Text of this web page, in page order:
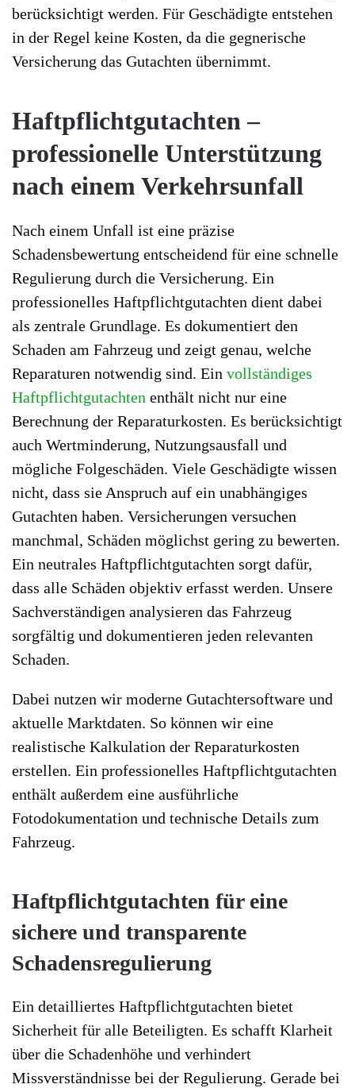
berücksichtigt werden. Für Geschädigte entstehen
in der Regel keine Kosten, da die gegnerische
Versicherung das Gutachten übernimmt.
Haftpflichtgutachten –
professionelle Unterstützung
nach einem Verkehrsunfall
Nach einem Unfall ist eine präzise
Schadensbewertung entscheidend für eine schnelle
Regulierung durch die Versicherung. Ein
professionelles Haftpflichtgutachten dient dabei
als zentrale Grundlage. Es dokumentiert den
Schaden am Fahrzeug und zeigt genau, welche
Reparaturen notwendig sind. Ein vollständiges
Haftpflichtgutachten enthält nicht nur eine
Berechnung der Reparaturkosten. Es berücksichtigt
auch Wertminderung, Nutzungsausfall und
mögliche Folgeschäden. Viele Geschädigte wissen
nicht, dass sie Anspruch auf ein unabhängiges
Gutachten haben. Versicherungen versuchen
manchmal, Schäden möglichst gering zu bewerten.
Ein neutrales Haftpflichtgutachten sorgt dafür,
dass alle Schäden objektiv erfasst werden. Unsere
Sachverständigen analysieren das Fahrzeug
sorgfältig und dokumentieren jeden relevanten
Schaden.
Dabei nutzen wir moderne Gutachtersoftware und
aktuelle Marktdaten. So können wir eine
realistische Kalkulation der Reparaturkosten
erstellen. Ein professionelles Haftpflichtgutachten
enthält außerdem eine ausführliche
Fotodokumentation und technische Details zum
Fahrzeug.
Haftpflichtgutachten für eine
sichere und transparente
Schadensregulierung
Ein detailliertes Haftpflichtgutachten bietet
Sicherheit für alle Beteiligten. Es schafft Klarheit
über die Schadenhöhe und verhindert
Missverständnisse bei der Regulierung. Gerade bei